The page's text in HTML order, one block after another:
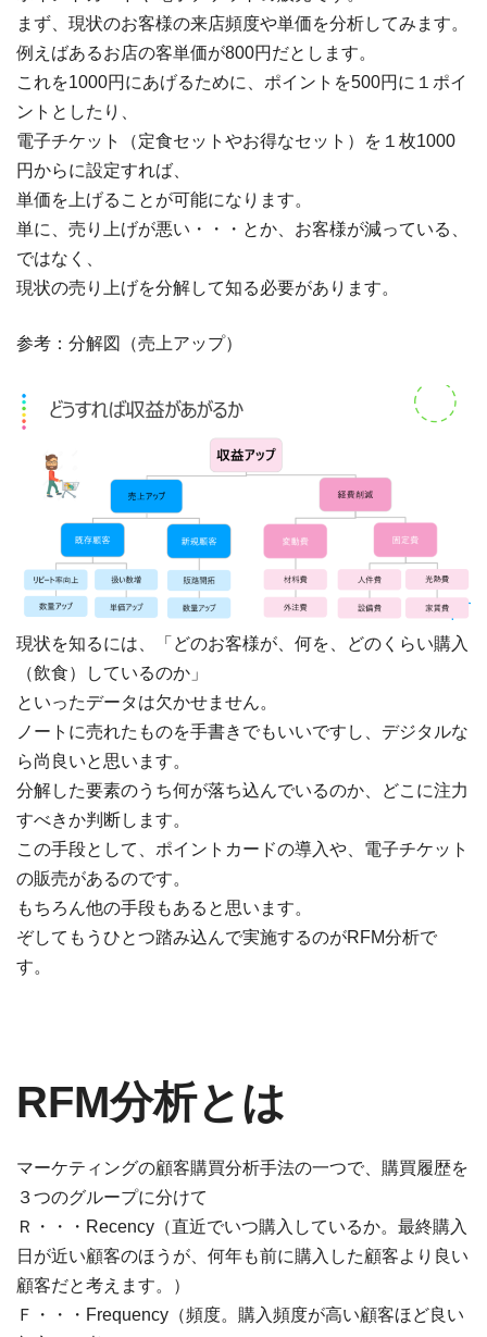
まず、現状のお客様の来店頻度や単価を分析してみます。
例えばあるお店の客単価が800円だとします。
これを1000円にあげるために、ポイントを500円に１ポイ
ントとしたり、
電子チケット（定食セットやお得なセット）を１枚1000
円からに設定すれば、
単価を上げることが可能になります。
単に、売り上げが悪い・・・とか、お客様が減っている、
ではなく、
現状の売り上げを分解して知る必要があります。
参考：分解図（売上アップ）
現状を知るには、「どのお客様が、何を、どのくらい購入
（飲食）しているのか」
といったデータは欠かせません。
ノートに売れたものを手書きでもいいですし、デジタルな
ら尚良いと思います。
分解した要素のうち何が落ち込んでいるのか、どこに注力
すべきか判断します。
この手段として、ポイントカードの導入や、電子チケット
の販売があるのです。
もちろん他の手段もあると思います。
ぞしてもうひとつ踏み込んで実施するのがRFM分析で
す。
RFM分析とは
マーケティングの顧客購買分析手法の一つで、購買履歴を
３つのグループに分けて
Ｒ・・・Recency（直近でいつ購入しているか。最終購入
日が近い顧客のほうが、何年も前に購入した顧客より良い
顧客だと考えます。）
Ｆ・・・Frequency（頻度。購入頻度が高い顧客ほど良い